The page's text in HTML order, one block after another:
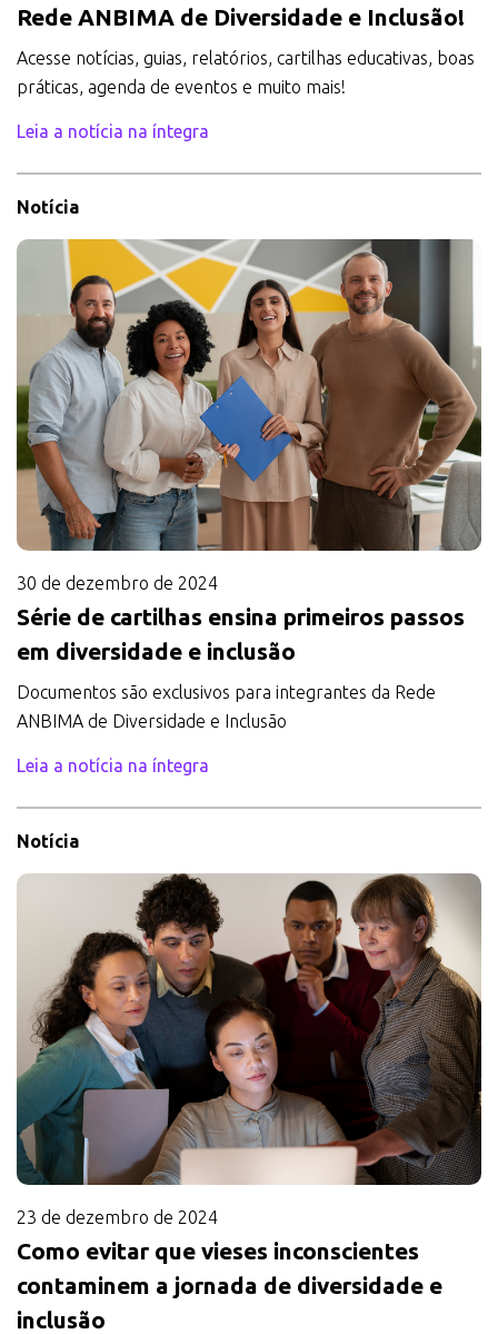
Rede ANBIMA de Diversidade e Inclusão!
Acesse notícias, guias, relatórios, cartilhas educativas, boas
práticas, agenda de eventos e muito mais!
Leia a notícia na íntegra
Notícia
30 de dezembro de 2024
Série de cartilhas ensina primeiros passos
em diversidade e inclusão
Documentos são exclusivos para integrantes da Rede
ANBIMA de Diversidade e Inclusão
Leia a notícia na íntegra
Notícia
23 de dezembro de 2024
Como evitar que vieses inconscientes
contaminem a jornada de diversidade e
inclusão